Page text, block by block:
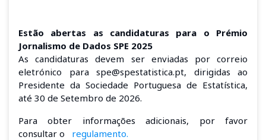
Estão abertas as candidaturas para o Prémio
Jornalismo de Dados SPE 2025
As candidaturas devem ser enviadas por correio
eletrónico para spe@spestatistica.pt, dirigidas ao
Presidente da Sociedade Portuguesa de Estatística,
até 30 de Setembro de 2026.
Para obter informações adicionais, por favor
consultar o regulamento.